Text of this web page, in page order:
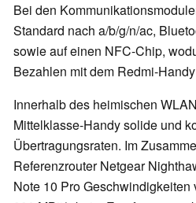
Bei den
Standard nach a/b/g/n/ac,
sowie auf einen NFC-Chip,
Bezahlen mit dem Redmi-
Innerhalb des heimischen
Mittelklasse-Handy solide und
Übertragungsraten. Im
Referenzrouter Netgear
Note 10 Pro